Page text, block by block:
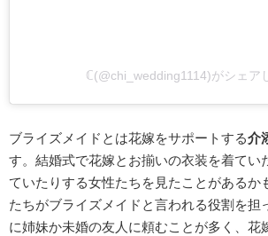
ℂ(@chi_wedding1114)がシェア
ブライズメイドとは花嫁をサポートする介
す。結婚式で花嫁とお揃いの衣装を着てい
ていたりする女性たちを見たことがあるか
たちがブライズメイドと言われる役割を担
に姉妹か未婚の友人に頼むことが多く、花